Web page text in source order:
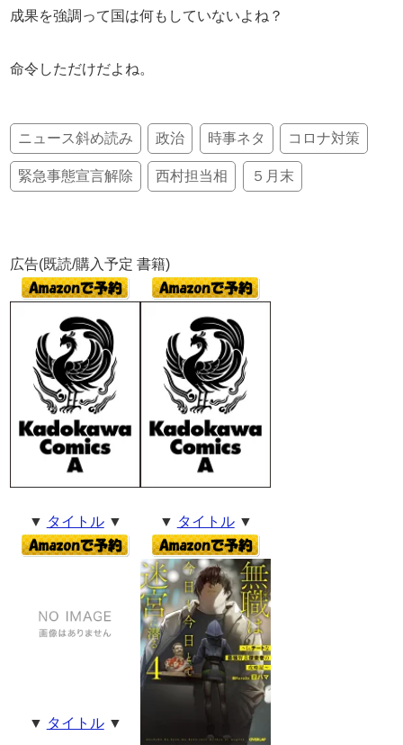
成果を強調って国は何もしていないよね？
命令しただけだよね。
ニュース斜め読み 政治 時事ネタ コロナ対策
緊急事態宣言解除 西村担当相 ５月末
広告(既読/購入予定 書籍)
▼ タイトル▼ ▼ タイトル▼
▼ タイトル▼